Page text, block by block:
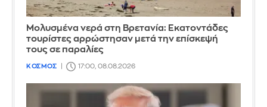
Μολυσμένα νερά στη Βρετανία: Εκατοντάδες
τουρίστες αρρώστησαν μετά την επίσκεψή
τους σε παραλίες
ΚΟΣΜΟΣ 17:00, 08.08.2026